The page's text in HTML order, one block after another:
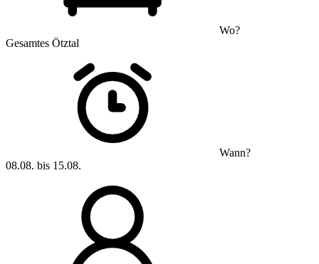
Wo?
Gesamtes Ötztal
Wann?
08.08. bis 15.08.